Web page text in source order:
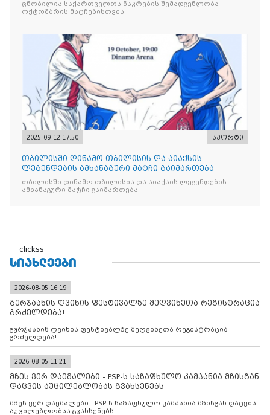
ცნობილია საქართველოს ნაკრების შემადგენლობა
ოქტომბრის მატჩებისთვის
2025-09-12 17:50 სპორტი
თბილისში დინამო თბილისის და აიაქსის
ლეგენდების ამხანაგური მატჩი გაიმართება
თბილისში დინამო თბილისის და აიაქსის ლეგენდების
ამხანაგური მატჩი გაიმართება
clickss
ᲡᲘᲐᲮᲚᲔᲔᲑᲘ
2026-08-05 16:19
გურჯაანის ღვინის ფესტივალზე მეღვინეთა რეგისტრაცია
გრძელდება!
გურჯაანის ღვინის ფესტივალზე მეღვინეთა რეგისტრაცია
გრძელდება!
2026-08-05 11:21
მზეს ვერ დაემალები - PSP-ს საზაფხულო კამპანია მზისგან
დაცვის აუცილებლობას გვახსენებს
მზეს ვერ დაემალები - PSP-ს საზაფხულო კამპანია მზისგან დაცვის
აუცილებლობას გვახსენებს